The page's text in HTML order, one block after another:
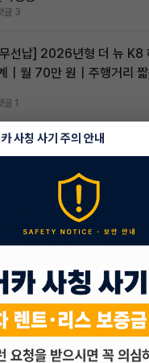
글 3
무선납] 2026년형 더 뉴 K8
｜월 70만 원｜주행거리
글 1
원금있음🚨 무보증/무선납
니다!!
보증 차량 구합니다 월납110
있음🚨 무선납/무보증 BMW
사칭 사기 주의 안내